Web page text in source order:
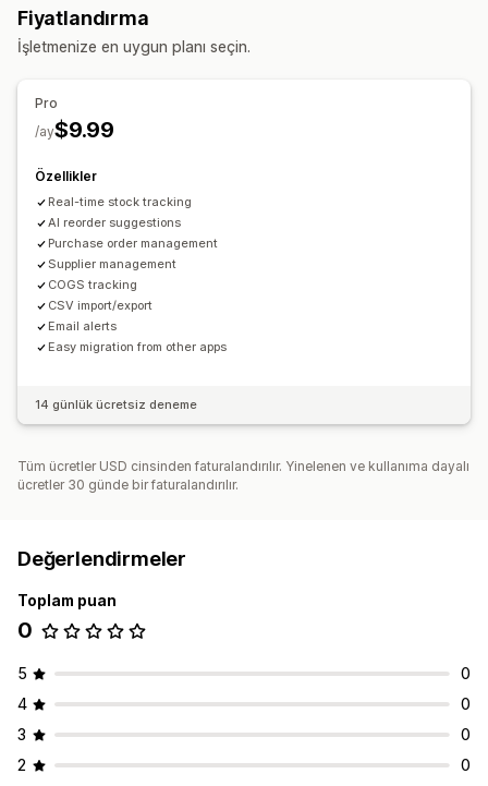
Bildirimler ve analizler
Fiyatlandırma
İşletmenize en uygun planı seçin.
Pro
$9.99
/ay
Özellikler
Real-time stock tracking
AI reorder suggestions
Purchase order management
Supplier management
COGS tracking
CSV import/export
Email alerts
Easy migration from other apps
14 günlük ücretsiz deneme
Tüm ücretler USD cinsinden faturalandırılır. Yinelenen ve kullanıma dayalı
ücretler 30 günde bir faturalandırılır.
Değerlendirmeler
Toplam puan
0
5
0
4
0
3
0
2
0